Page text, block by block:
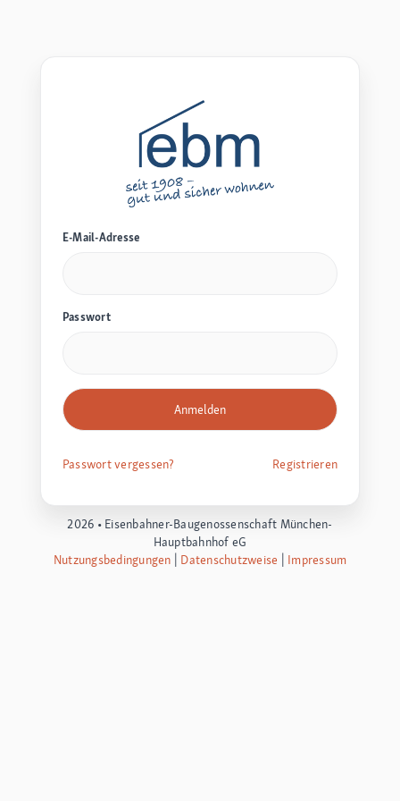
E-Mail-Adresse
Passwort
Passwort vergessen? Registrieren
2026 • Eisenbahner-Baugenossenschaft München-
Hauptbahnhof eG
Nutzungsbedingungen
Datenschutzweise Impressum